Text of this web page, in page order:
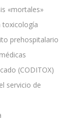
«mortales»
toxicología
prehospitalario
(CODITOX)
servicio de